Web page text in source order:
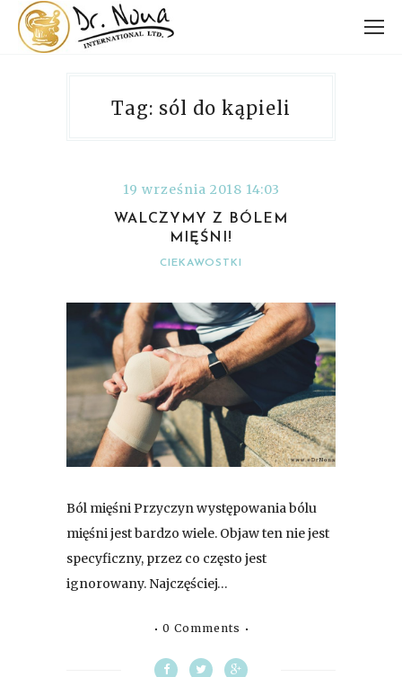
Tag: sól do kąpieli
19 września 2018 14:03
WALCZYMY Z BÓLEM
MIĘŚNI!
CIEKAWOSTKI
Ból mięśni Przyczyn występowania bólu
mięśni jest bardzo wiele. Objaw ten nie jest
specyficzny, przez co często jest
ignorowany. Najczęściej…
0 Comments